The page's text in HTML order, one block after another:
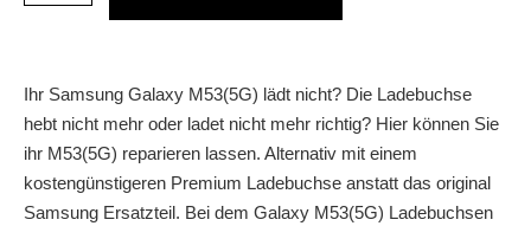
Ihr Samsung Galaxy M53(5G) lädt nicht? Die Ladebuchse
hebt nicht mehr oder ladet nicht mehr richtig? Hier können Sie
ihr M53(5G) reparieren lassen. Alternativ mit einem
kostengünstigeren Premium Ladebuchse anstatt das original
Samsung Ersatzteil. Bei dem Galaxy M53(5G) Ladebuchsen